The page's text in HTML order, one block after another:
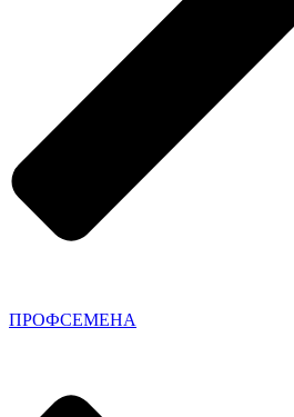
ПРОФСЕМЕНА